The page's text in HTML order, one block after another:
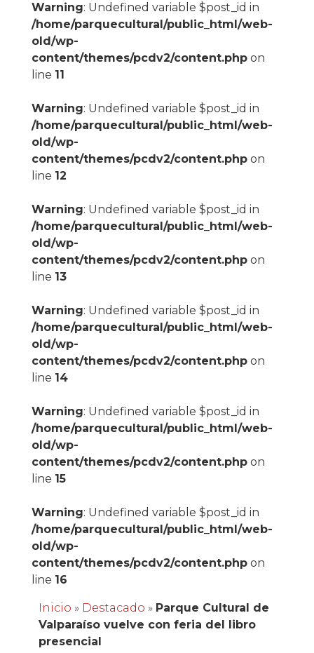
Warning: Undefined variable $post_id in
/home/parquecultural/public_html/web-
old/wp-
content/themes/pcdv2/content.phpon
line 11
Warning: Undefined variable $post_id in
/home/parquecultural/public_html/web-
old/wp-
content/themes/pcdv2/content.phpon
line 12
Warning: Undefined variable $post_id in
/home/parquecultural/public_html/web-
old/wp-
content/themes/pcdv2/content.phpon
line 13
Warning: Undefined variable $post_id in
/home/parquecultural/public_html/web-
old/wp-
content/themes/pcdv2/content.phpon
line 14
Warning: Undefined variable $post_id in
/home/parquecultural/public_html/web-
old/wp-
content/themes/pcdv2/content.phpon
line 15
Warning: Undefined variable $post_id in
/home/parquecultural/public_html/web-
old/wp-
content/themes/pcdv2/content.phpon
line 16
Inicio » Destacado » Parque Cultural de
Valparaíso vuelve con feria del libro
presencial